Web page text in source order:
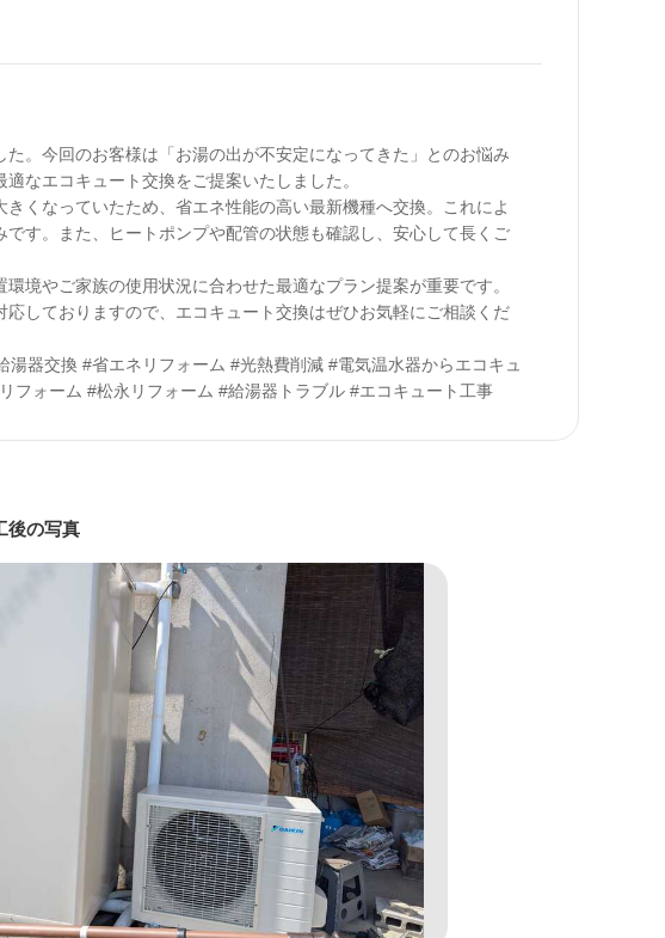
。今回のお客様は「お湯の出が不安定になってきた」とのお悩み
なエコキュート交換をご提案いたしました。
くなっていたため、省エネ性能の高い最新機種へ交換。これによ
す。また、ヒートポンプや配管の状態も確認し、安心して長くご
境やご家族の使用状況に合わせた最適なプラン提案が重要です。
しておりますので、エコキュート交換はぜひお気軽にご相談くだ
器交換 #省エネリフォーム #光熱費削減 #電気温水器からエコキュ
フォーム #松永リフォーム #給湯器トラブル #エコキュート工事
の写真